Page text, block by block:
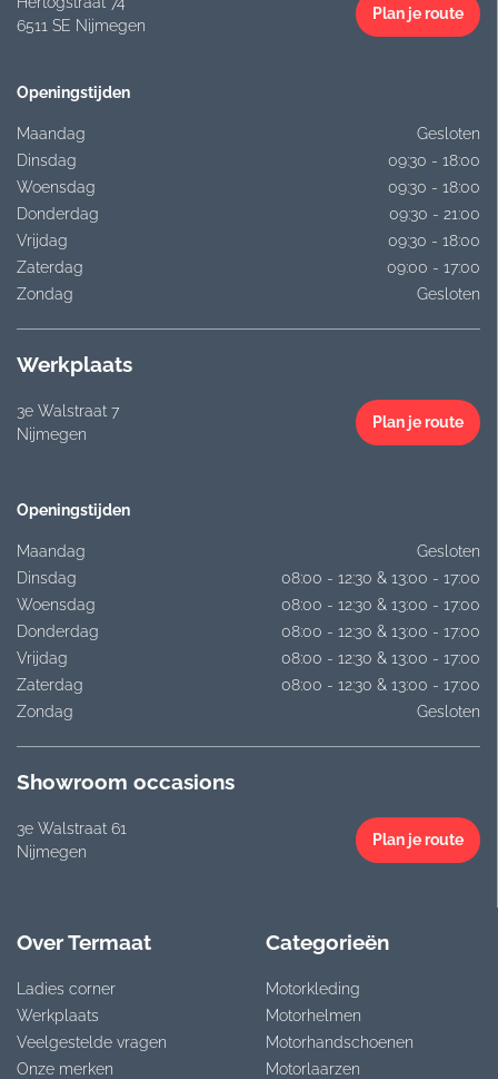
6511 SE Nijmegen
Plan je route
Openingstijden
Maandag
Gesloten
Dinsdag
09:30 - 18:00
Woensdag
09:30 - 18:00
Donderdag
09:30 - 21:00
Vrijdag
09:30 - 18:00
Zaterdag
09:00 - 17:00
Zondag
Gesloten
Werkplaats
3e Walstraat 7
Nijmegen
Plan je route
Openingstijden
Maandag
Gesloten
Dinsdag
08:00 - 12:30 & 13:00 - 17:00
Woensdag
08:00 - 12:30 & 13:00 - 17:00
Donderdag
08:00 - 12:30 & 13:00 - 17:00
Vrijdag
08:00 - 12:30 & 13:00 - 17:00
Zaterdag
08:00 - 12:30 & 13:00 - 17:00
Zondag
Gesloten
Showroom occasions
3e Walstraat 61
Nijmegen
Plan je route
Over Termaat
Ladies corner
Werkplaats
Veelgestelde vragen
Onze merken
Categorieën
Motorkleding
Motorhelmen
Motorhandschoenen
Motorlaarzen